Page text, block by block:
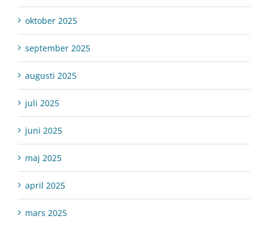
oktober 2025
september 2025
augusti 2025
juli 2025
juni 2025
maj 2025
april 2025
mars 2025